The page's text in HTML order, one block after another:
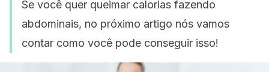
Se você quer queimar calorias fazendo
abdominais, no próximo artigo nós vamos
contar como você pode conseguir isso!